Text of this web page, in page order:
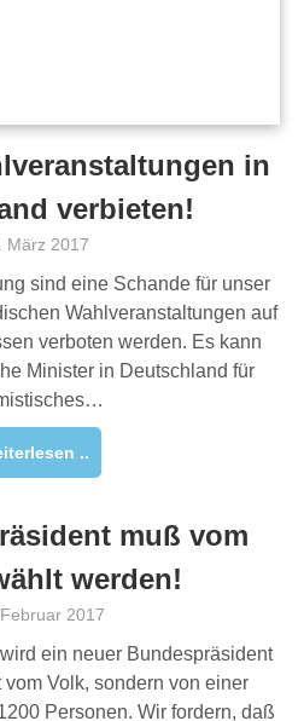
in
verbieten!
März 2017
sind eine Schande für unser
Wahlveranstaltungen auf
verboten werden. Es kann
Minister in Deutschland für
..
muß vom
werden!
2017
ein neuer Bundespräsident
Volk, sondern von einer
Personen. Wir fordern, daß